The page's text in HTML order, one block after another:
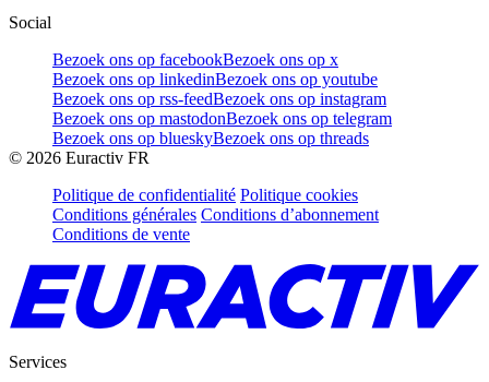
Social
Bezoek ons op facebookBezoek ons op x
Bezoek ons op linkedinBezoek ons op youtube
Bezoek ons op rss-feedBezoek ons op instagram
Bezoek ons op mastodonBezoek ons op telegram
Bezoek ons op blueskyBezoek ons op threads
© 2026 Euractiv FR
Politique de confidentialité Politique cookies
Conditions générales Conditions d’abonnement
Conditions de vente
Services